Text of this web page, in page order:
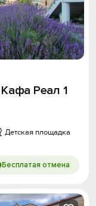
Кафа Реал 1
Детская площадка
Бесплатая отмена